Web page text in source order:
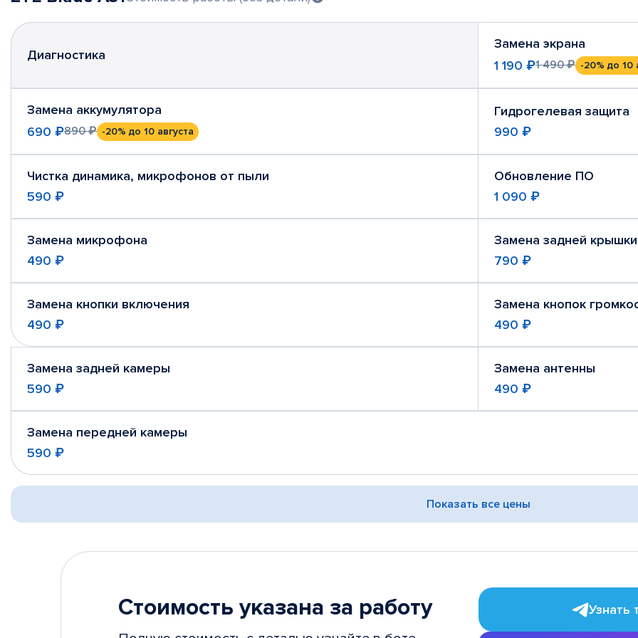
Диагностика
Замена экрана
1 190 ₽1 490 ₽ -20% до 10
Замена аккумулятора
690 ₽890 ₽ -20% до 10 августа
Гидрогелевая защита
990 ₽
Чистка динамика, микрофонов от пыли
590 ₽
Обновление ПО
1 090 ₽
Замена микрофона
490 ₽
Замена задней крышки
790 ₽
Замена кнопки включения
490 ₽
Замена кнопок
490 ₽
Замена задней камеры
590 ₽
Замена антенны
490 ₽
Замена передней камеры
590 ₽
Показать все цены
Стоимость указана за работу Узнать